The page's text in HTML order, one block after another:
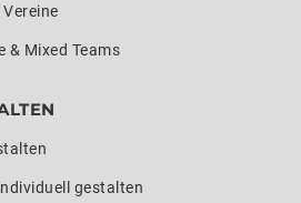
& Mixed Teams
gestalten